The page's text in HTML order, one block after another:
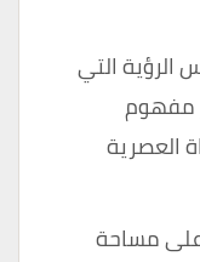
التي
مفهوم
العصرية
مساحة